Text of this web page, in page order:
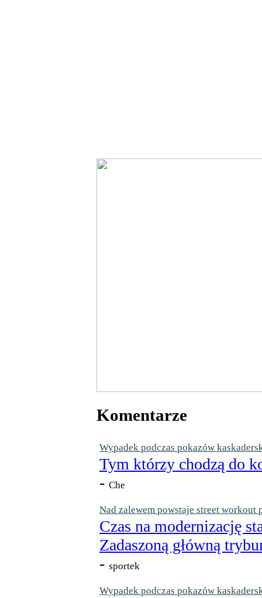
Komentarze
Wypadek podczas pokazów
Tym którzy chodzą do
- Che
Nad zalewem powstaje street workout
Czas na modernizację
Zadaszoną główną
- sportek
Wypadek podczas pokazów